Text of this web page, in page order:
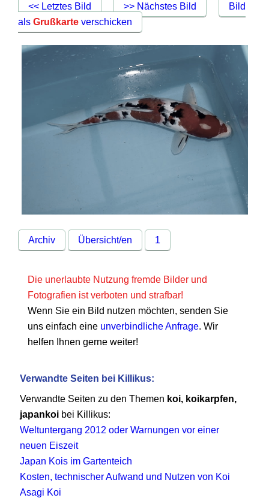
<< Letztes Bild >> Nächstes Bild
Bild
alsGrußkarte verschicken
Archiv Übersicht/en 1
Die unerlaubte Nutzung fremde Bilder und
Fotografien ist verboten und strafbar!
Wenn Sie ein Bild nutzen möchten, senden Sie
uns einfach eine unverbindliche Anfrage. Wir
helfen Ihnen gerne weiter!
Verwandte Seiten bei Killikus:
Verwandte Seiten zu den Themen koi, koikarpfen,
japankoi bei Killikus:
Weltuntergang 2012 oder Warnungen vor einer
neuen Eiszeit
Japan Kois im Gartenteich
Kosten, technischer Aufwand und Nutzen von Koi
Asagi Koi